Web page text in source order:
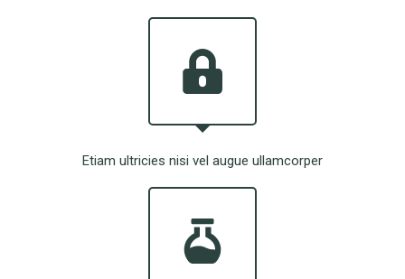
Etiam ultricies nisi vel augue ullamcorper